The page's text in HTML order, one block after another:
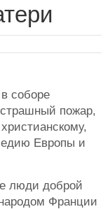
соборе
пожар,
Европы и
люди доброй
Франции